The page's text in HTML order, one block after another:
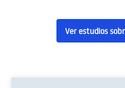
Ver estudios